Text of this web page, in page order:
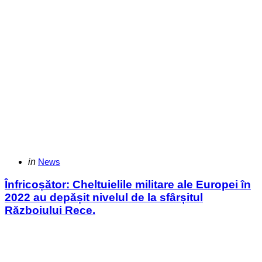
Categories
Posted
in News
Înfricoșător: Cheltuielile militare ale Europei în
2022 au depășit nivelul de la sfârșitul
Războiului Rece.